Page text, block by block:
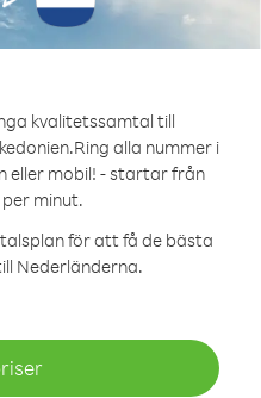
kvalitetssamtal till
Ring alla nummer i
eller mobil! - startar från
minut.
för att få de bästa
Nederländerna.